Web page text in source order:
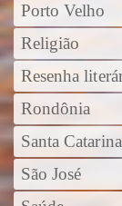
Porto Velho
Religião
Resenha
Rondônia
Santa Catarina
São José